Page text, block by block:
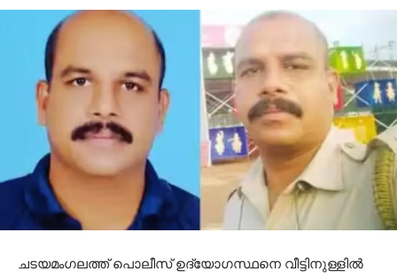
ചടയമംഗലത്ത് പൊലീസ് ഉദ്യോഗസ്ഥനെ വീട്ടിനുള്ളിൽ